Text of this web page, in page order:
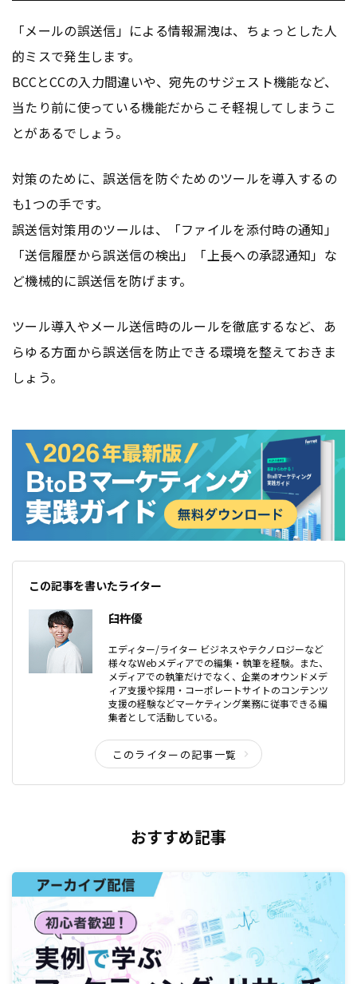
「メールの誤送信」による情報漏洩は、ちょっとした人
的ミスで発生します。
BCCとCCの入力間違いや、宛先のサジェスト機能など、
当たり前に使っている機能だからこそ軽視してしまうこ
とがあるでしょう。
対策のために、誤送信を防ぐためのツールを導入するの
も1つの手です。
誤送信対策用のツールは、「ファイルを添付時の通知」
「送信履歴から誤送信の検出」「上長への承認通知」な
ど機械的に誤送信を防げます。
ツール導入やメール送信時のルールを徹底するなど、あ
らゆる方面から誤送信を防止できる環境を整えておきま
しょう。
この記事を書いたライター
臼杵優
エディター/ライター ビジネスやテクノロジーなど
様々なWebメディアでの編集・執筆を経験。また、
メディアでの執筆だけでなく、企業のオウンドメデ
ィア支援や採用・コーポレートサイトのコンテンツ
支援の経験などマーケティング業務に従事できる編
集者として活動している。
このライターの記事一覧
おすすめ記事